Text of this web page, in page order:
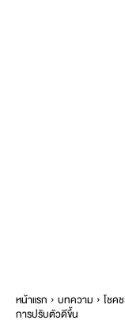
หน้าแรก บทความ
โชค
การปรับตัวดีขึ้น